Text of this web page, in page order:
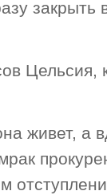
Цельсия,
живет, а